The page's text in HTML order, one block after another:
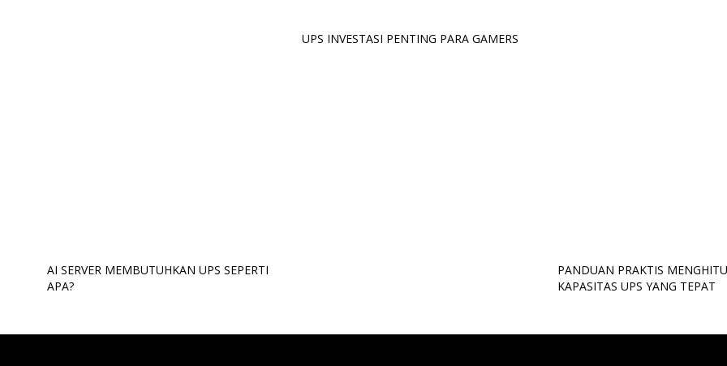
AI SERVER MEMBUTUHKAN UPS SEPERTI
APA?
UPS INVESTASI PENTING PARA GAMERS
PANDUAN PRAKTIS
KAPASITAS UPS YANG TEPAT